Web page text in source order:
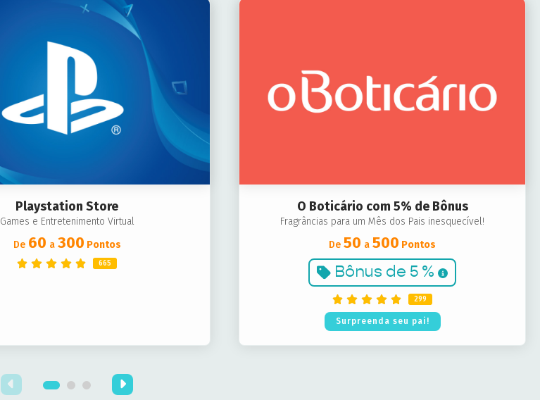
Playstation Store
Games e Entretenimento Virtual
De 60 a 300 Pontos
665
O Boticário com 5% de Bônus
Fragrâncias para um Mês dos Pais inesquecível!
De 50 a 500 Pontos
Bônus de 5 %
299
Surpreenda seu pai!